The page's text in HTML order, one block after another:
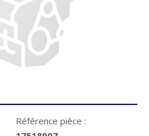
Référence pièce :